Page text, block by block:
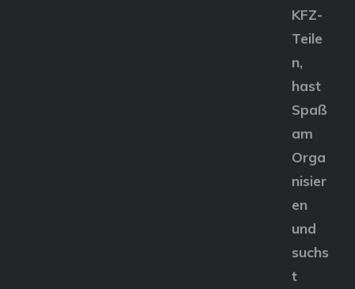
KFZ-
Teile
n,
hast
Spaß
am
Orga
nisier
en
und
suchs
t